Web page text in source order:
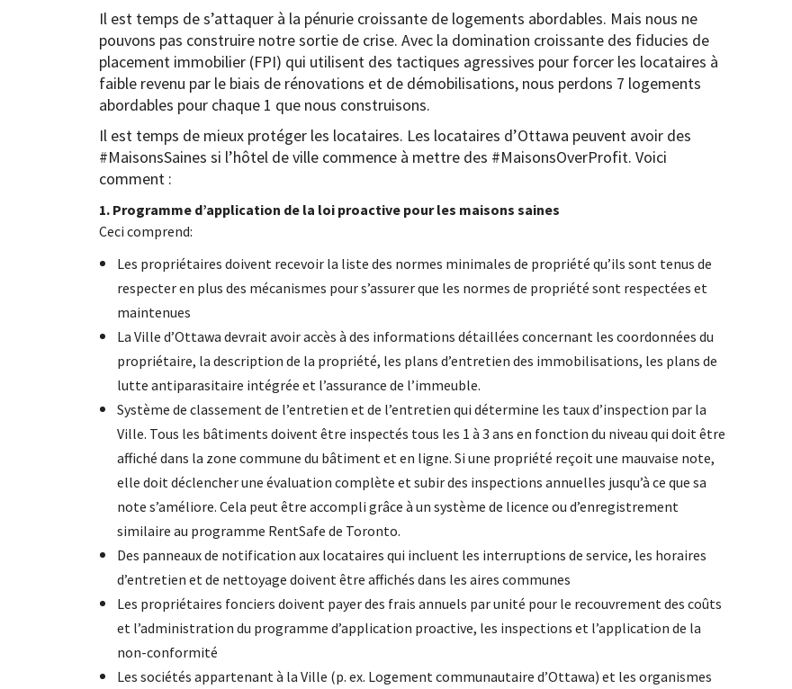
Il est temps de s’attaquer à la pénurie croissante de logements abordables. Mais nous ne
pouvons pas construire notre sortie de crise. Avec la domination croissante des fiducies de
placement immobilier (FPI) qui utilisent des tactiques agressives pour forcer les locataires à
faible revenu par le biais de rénovations et de démobilisations, nous perdons 7 logements
abordables pour chaque 1 que nous construisons.
Il est temps de mieux protéger les locataires. Les locataires d’Ottawa peuvent avoir des
#MaisonsSaines si l’hôtel de ville commence à mettre des #MaisonsOverProfit. Voici
comment :
1. Programme d’application de la loi proactive pour les maisons saines
Ceci comprend:
Les propriétaires doivent recevoir la liste des normes minimales de propriété qu’ils sont tenus de
respecter en plus des mécanismes pour s’assurer que les normes de propriété sont respectées et
maintenues
La Ville d’Ottawa devrait avoir accès à des informations détaillées concernant les coordonnées du
propriétaire, la description de la propriété, les plans d’entretien des immobilisations, les plans de
lutte antiparasitaire intégrée et l’assurance de l’immeuble.
Système de classement de l’entretien et de l’entretien qui détermine les taux d’inspection par la
Ville. Tous les bâtiments doivent être inspectés tous les 1 à 3 ans en fonction du niveau qui doit être
affiché dans la zone commune du bâtiment et en ligne. Si une propriété reçoit une mauvaise note,
elle doit déclencher une évaluation complète et subir des inspections annuelles jusqu’à ce que sa
note s’améliore. Cela peut être accompli grâce à un système de licence ou d’enregistrement
similaire au programme RentSafe de Toronto.
Des panneaux de notification aux locataires qui incluent les interruptions de service, les horaires
d’entretien et de nettoyage doivent être affichés dans les aires communes
Les propriétaires fonciers doivent payer des frais annuels par unité pour le recouvrement des coûts
et l’administration du programme d’application proactive, les inspections et l’application de la
non-conformité
Les sociétés appartenant à la Ville (p. ex. Logement communautaire d’Ottawa) et les organismes